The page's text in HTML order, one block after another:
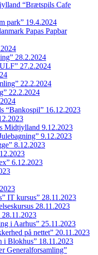
“Brætspils Cafe
park” 19.4.2024
Papas Papbar
28.2.2024
27.2.2024
22.2.2024
22.2.2024
“Bankospil” 16.12.2023
Midtjylland 9.12.2023
9.12.2023
8.12.2023
6.12.2023
IT kursus” 28.11.2023
28.11.2023
28.11.2023
i Aarhus” 25.11.2023
på nettet” 20.11.2023
i Blokhus” 18.11.2023
Generalforsamling”